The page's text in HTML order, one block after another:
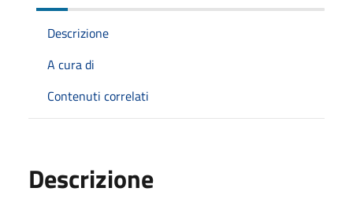
Descrizione
A cura di
Contenuti correlati
Descrizione